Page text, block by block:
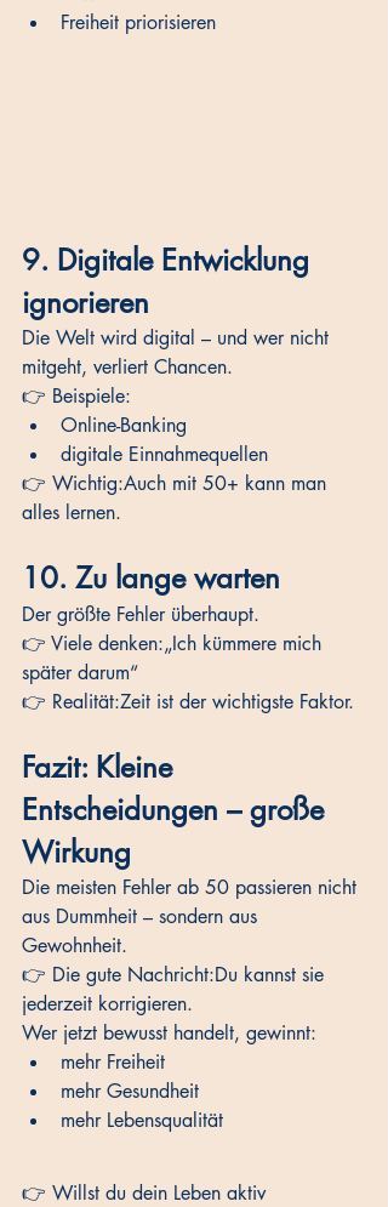
Freiheit priorisieren
9. Digitale Entwicklung
ignorieren
Die Welt wird digital – und wer nicht
mitgeht, verliert Chancen.
👉 Beispiele:
Online-Banking
digitale Einnahmequellen
👉 Wichtig:Auch mit 50+ kann man
alles lernen.
10. Zu lange warten
Der größte Fehler überhaupt.
👉 Viele denken:„Ich kümmere mich
später darum“
👉 Realität:Zeit ist der wichtigste Faktor.
Fazit: Kleine
Entscheidungen – große
Wirkung
Die meisten Fehler ab 50 passieren nicht
aus Dummheit – sondern aus
Gewohnheit.
👉 Die gute Nachricht:Du kannst sie
jederzeit korrigieren.
Wer jetzt bewusst handelt, gewinnt:
mehr Freiheit
mehr Gesundheit
mehr Lebensqualität
👉 Willst du dein Leben aktiv